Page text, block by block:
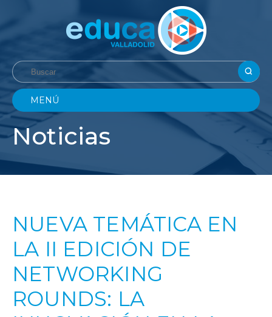
MENÚ
Noticias
NUEVA TEMÁTICA EN
LA II EDICIÓN DE
NETWORKING
ROUNDS: LA